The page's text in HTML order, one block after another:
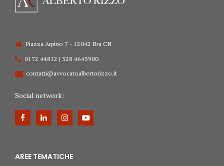
Piazza Arpino 7 - 12042 Bra CN
0172 44812 | 328 4643900
contatti@avvocatoalbertorizzo.it
Social network:
AREE TEMATICHE